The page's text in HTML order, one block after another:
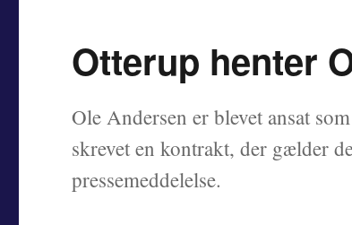
Otterup henter
Ole Andersen er blevet ansat
skrevet en kontrakt, der gælder
pressemeddelelse.